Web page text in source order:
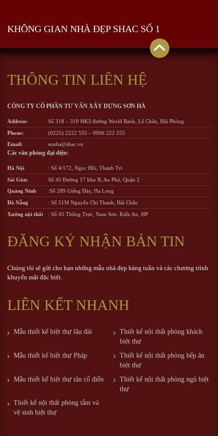
KHÔNG GIAN NHÀ ĐẸP SHAC SỐ 1
THÔNG TIN LIÊN HỆ
CÔNG TY CỔ PHẦN TƯ VẤN XÂY DỰNG SƠN HÀ
Address:
Số 318 – 319 HK3 đường World Bank, Lê Chân, Hải Phòng
Phone:
(0225) 2222 555 – 0906 222 555
Email:
sonha@shac.vn
Các văn phòng đại diện:
Hà Nội
: Số 4/172, Ngọc Hồi, Thanh Trì
Sài Gòn:
Số 45 Đường 17 khu B, An Phú, Quận 2
Quảng Ninh
:Số 289 Giếng Đáy, Hạ Long
Đà Nẵng
: Số 51M Nguyễn Chí Thanh, Hải Châu
Xưởng nội thất
: Số 45 Thống Trực, Nam Sơn. Kiến An, HP
ĐĂNG KÝ NHẬN BẢN TIN
Chúng tôi sẽ gửi cho bạn những mẫu nhà đẹp hàng tuần và các chương trình
khuyến mãi đặc biệt.
LIÊN KẾT NHANH
Mẫu thiết kế biệt thự lâu đài
Thiết kế nội thất phòng khách
biệt thự
Mẫu thiết kế biệt thự Pháp
Thiết kế nội thất phòng bếp ăn
biệt thự
Mẫu thiết kế biệt thự tân cổ điển
Thiết kế nội thất phòng ngủ biệt
thự
Thiết kế nội thất phòng tắm và
vệ sinh biệt thự